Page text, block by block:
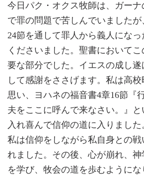
今日パク・オクス牧師は、ガー
で罪の問題で苦しんでいましたが
24節を通して罪人から義人にな
くださいました。聖書において
要な部分でした。イエスの成し
して感謝をささげます。私は高
思い、ヨハネの福音書4章16節『
夫をここに呼んで来なさい。』
入れ喜んで信仰の道に入りました
私は信仰をしながら私自身との戦
れました。その後、心が崩れ、
を学び、牧会の道を歩むように